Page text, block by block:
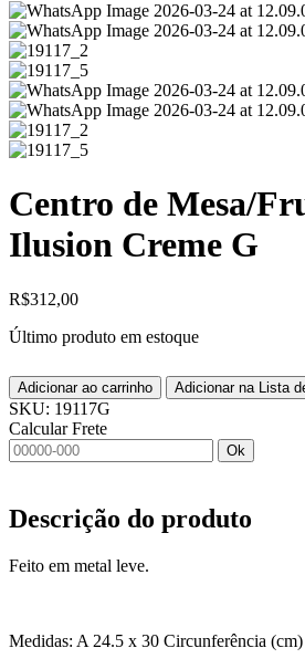
Centro de Mesa/
Ilusion Creme G
R$312,00
Último produto em estoque
Adicionar ao carrinho Adicionar na Lista
SKU: 19117G
Calcular Frete
Ok
Descrição do produto
Feito em metal leve.
Medidas: A 24.5 x 30 Circunferência (cm)